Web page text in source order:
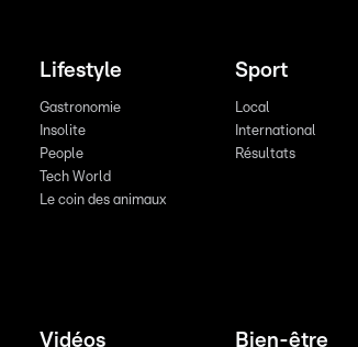
Lifestyle
Gastronomie
Insolite
People
Tech World
Le coin des animaux
Sport
Local
International
Résultats
Vidéos Bien-être